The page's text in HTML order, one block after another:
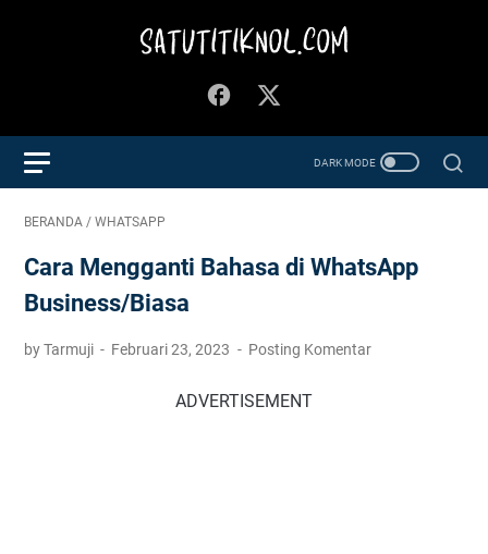
BERANDA / WHATSAPP
Cara Mengganti Bahasa di WhatsApp
Business/Biasa
by Tarmuji Februari 23, 2023 Posting Komentar
ADVERTISEMENT